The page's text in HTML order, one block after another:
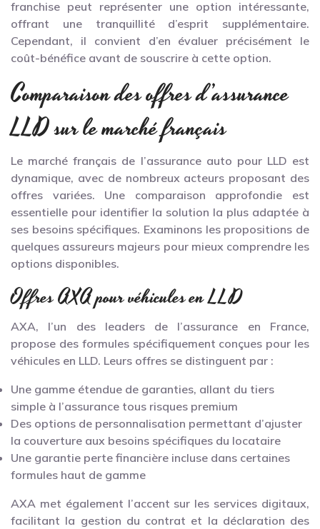
franchise peut représenter une option intéressante,
offrant une tranquillité d’esprit supplémentaire.
Cependant, il convient d’en évaluer précisément le
coût-bénéfice avant de souscrire à cette option.
Comparaison des offres d’assurance
LLD sur le marché français
Le marché français de l’assurance auto pour LLD est
dynamique, avec de nombreux acteurs proposant des
offres variées. Une comparaison approfondie est
essentielle pour identifier la solution la plus adaptée à
ses besoins spécifiques. Examinons les propositions de
quelques assureurs majeurs pour mieux comprendre les
options disponibles.
Offres AXA pour véhicules en LLD
AXA, l’un des leaders de l’assurance en France,
propose des formules spécifiquement conçues pour les
véhicules en LLD. Leurs offres se distinguent par :
Une gamme étendue de garanties, allant du tiers
simple à l’assurance tous risques premium
Des options de personnalisation permettant d’ajuster
la couverture aux besoins spécifiques du locataire
Une garantie perte financière incluse dans certaines
formules haut de gamme
AXA met également l’accent sur les services digitaux,
facilitant la gestion du contrat et la déclaration des